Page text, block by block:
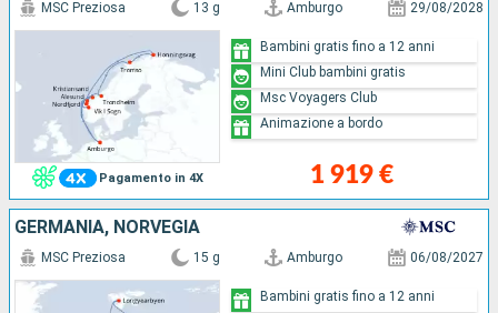
Pagamento in 4X
MSC Preziosa 13 g Amburgo 29/08/2028
1 919 €
Bambini gratis fino a 12 anni
Mini Club bambini gratis
Msc Voyagers Club
Animazione a bordo
GERMANIA, NORVEGIA
MSC Preziosa 15 g Amburgo 06/08/2027
Bambini gratis fino a 12 anni